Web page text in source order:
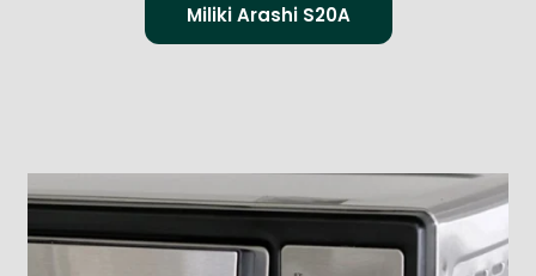
Miliki Arashi S20A